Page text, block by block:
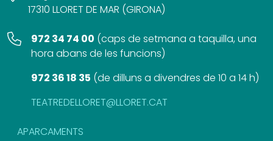
17310 LLORET DE MAR (GIRONA)
972 34 74 00 (caps de setmana a taquilla, una
hora abans de les funcions)
972 36 18 35 (de dilluns a divendres de 10 a 14 h)
TEATREDELLORET@LLORET.CAT
APARCAMENTS